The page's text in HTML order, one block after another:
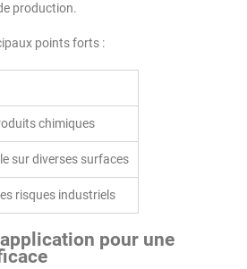
production.
points forts :
chimiques
sur diverses surfaces
risques industriels
pour une